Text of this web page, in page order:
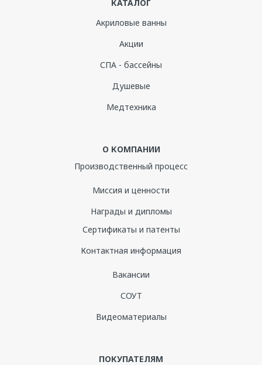
КАТАЛОГ
Акриловые ванны
Акции
СПА - бассейны
Душевые
Медтехника
О КОМПАНИИ
Производственный процесс
Миссия и ценности
Награды и дипломы
Сертификаты и патенты
Контактная информация
Вакансии
СОУТ
Видеоматериалы
ПОКУПАТЕЛЯМ